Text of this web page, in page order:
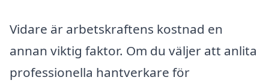
Vidare är arbetskraftens kostnad en
annan viktig faktor. Om du väljer att anlita
professionella hantverkare för